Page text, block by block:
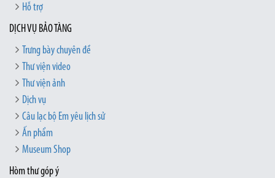
Hỗ trợ
DỊCH VỤ BẢO TÀNG
Trưng bày chuyên đề
Thư viện video
Thư viện ảnh
Dịch vụ
Câu lạc bộ Em yêu lịch sử
Ấn phẩm
Museum Shop
Hòm thư góp ý